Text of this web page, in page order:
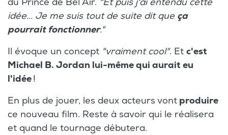
idée... Je me suis tout de suite dit que ça
pourrait fonctionner."
Il évoque un concept "vraiment cool". Et c'est
Michael B. Jordan lui-même qui aurait eu
l'idée!
En plus de jouer, les deux acteurs vont produire
ce nouveau film. Reste à savoir qui le réalisera
et quand le tournage débutera.